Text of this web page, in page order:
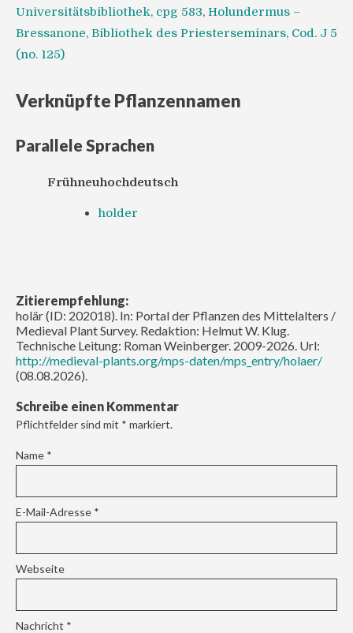
Universitätsbibliothek, cpg 583, Holundermus –
Bressanone, Bibliothek des Priesterseminars, Cod. J 5
(no. 125)
Verknüpfte Pflanzennamen
Parallele Sprachen
Frühneuhochdeutsch
holder
Zitierempfehlung:
holär (ID: 202018). In: Portal der Pflanzen des Mittelalters /
Medieval Plant Survey. Redaktion: Helmut W. Klug.
Technische Leitung: Roman Weinberger. 2009-2026. Url:
http://medieval-plants.org/mps-daten/mps_entry/holaer/
(08.08.2026).
Schreibe einen Kommentar
Pflichtfelder sind mit * markiert.
Name *
E-Mail-Adresse *
Webseite
Nachricht *